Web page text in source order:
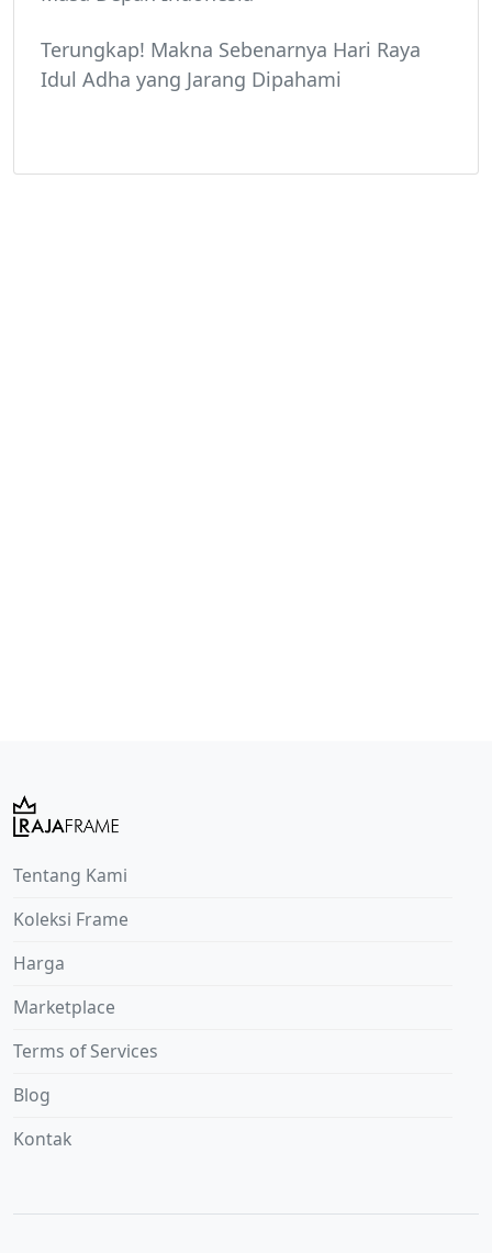
Terungkap! Makna Sebenarnya Hari Raya
Idul Adha yang Jarang Dipahami
Tentang Kami
Koleksi Frame
Harga
Marketplace
Terms of Services
Blog
Kontak